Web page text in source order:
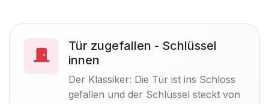
Tür zugefallen - Schlüssel
innen
Der Klassiker: Die Tür ist ins Schloss
gefallen und der Schlüssel steckt von